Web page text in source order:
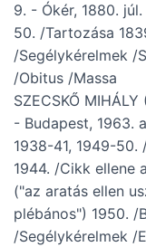
9. - Ókér, 1880.
50. /Tartozása
/Segélykérelmek /
/Obitus /Massa
SZECSKŐ
- Budapest, 1963.
1938-41, 1949-50.
1944. /Cikk ellene
("az aratás ellen
plébános") 1950. /
/Segélykérelmek /